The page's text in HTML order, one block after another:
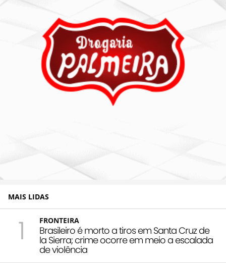
MAIS LIDAS
1 FRONTEIRA
Brasileiro é morto a tiros em Santa Cruz de
la Sierra; crime ocorre em meio a escalada
de violência